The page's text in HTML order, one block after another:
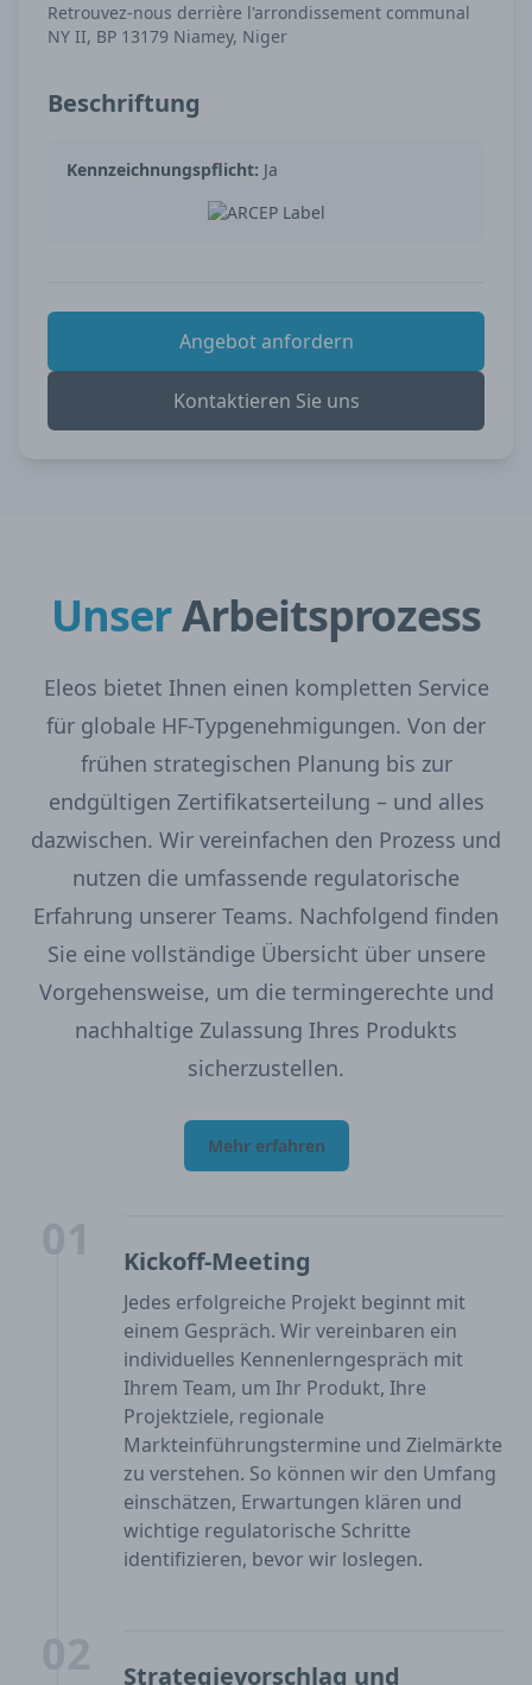
Retrouvez-nous derrière l'arrondissement communal
NY II, BP 13179 Niamey, Niger
Beschriftung
Kennzeichnungspflicht: Ja
Angebot anfordern
Kontaktieren Sie uns
UnserArbeitsprozess
Eleos bietet Ihnen einen kompletten Service
für globale HF-Typgenehmigungen. Von der
frühen strategischen Planung bis zur
endgültigen Zertifikatserteilung – und alles
dazwischen. Wir vereinfachen den Prozess und
nutzen die umfassende regulatorische
Erfahrung unserer Teams. Nachfolgend finden
Sie eine vollständige Übersicht über unsere
Vorgehensweise, um die termingerechte und
nachhaltige Zulassung Ihres Produkts
sicherzustellen.
Mehr erfahren
Kickoff-Meeting
Jedes erfolgreiche Projekt beginnt mit
einem Gespräch. Wir vereinbaren ein
individuelles Kennenlerngespräch mit
Ihrem Team, um Ihr Produkt, Ihre
Projektziele, regionale
Markteinführungstermine und Zielmärkte
zu verstehen. So können wir den Umfang
einschätzen, Erwartungen klären und
wichtige regulatorische Schritte
identifizieren, bevor wir loslegen.
Strategievorschlag und